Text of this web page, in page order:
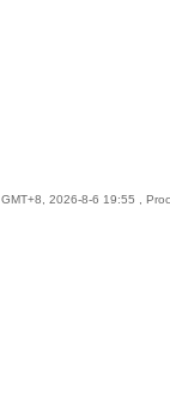
GMT+8, 2026-8-6 19:55 ,